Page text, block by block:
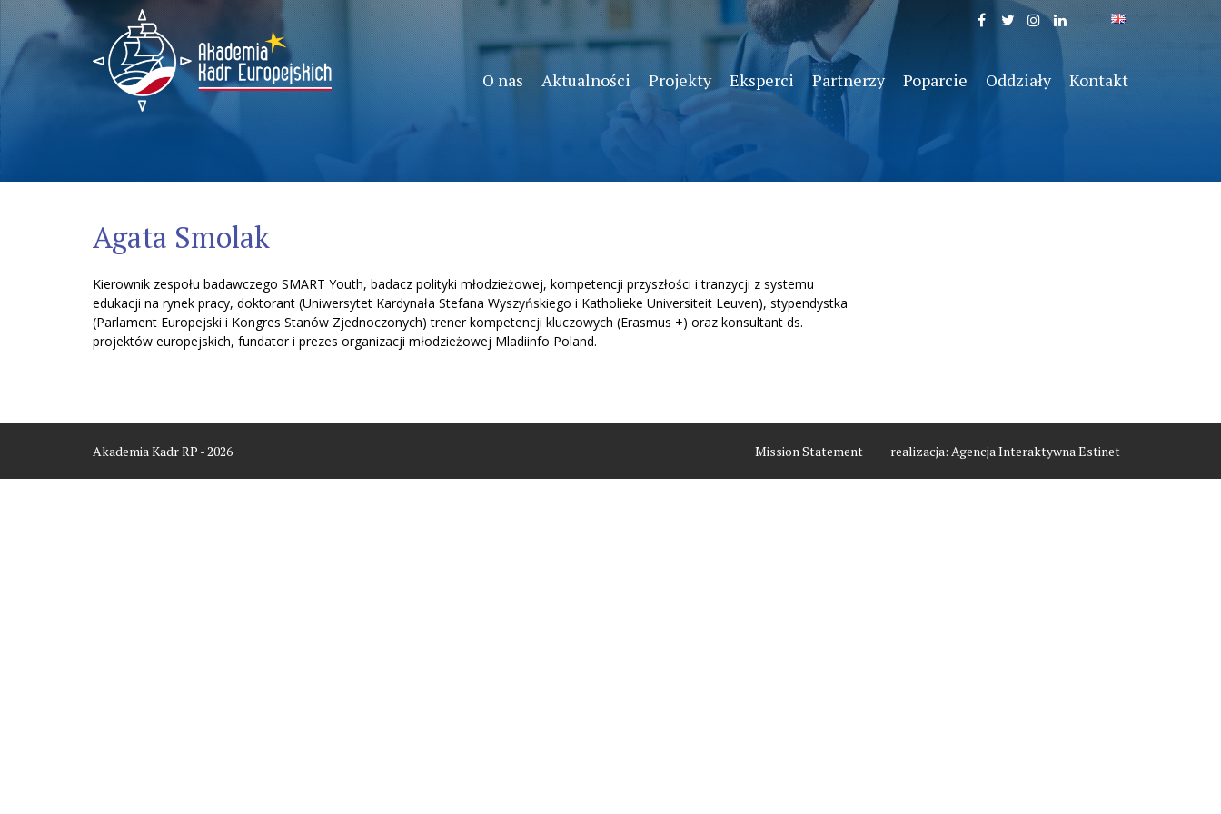
O nas Aktualności Projekty Eksperci Partnerzy Poparcie Oddziały Kontakt
Agata Smolak
Kierownik zespołu badawczego SMART Youth, badacz polityki młodzieżowej, kompetencji przyszłości i tranzycji z systemu
edukacji na rynek pracy, doktorant (Uniwersytet Kardynała Stefana Wyszyńskiego i Katholieke Universiteit Leuven), stypendystka
(Parlament Europejski i Kongres Stanów Zjednoczonych) trener kompetencji kluczowych (Erasmus +) oraz konsultant ds.
projektów europejskich, fundator i prezes organizacji młodzieżowej Mladiinfo Poland.
Akademia Kadr RP - 2026 Mission Statement realizacja: Agencja Interaktywna Estinet